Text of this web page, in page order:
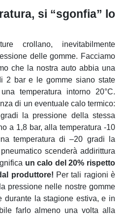
si “sgonfia” lo
crollano, inevitabilmente
delle gomme. Facciamo
che la nostra auto abbia una
2 bar e le gomme siano state
temperatura intorno 20°C.
di un eventuale calo termico:
la pressione della stessa
a 1,8 bar, alla temperatura -10
temperatura di –20 gradi la
scenderà addirittura
un calo del 20% rispetto
produttore! Per tali ragioni è
pressione nelle nostre gomme
durante la stagione estiva, e in
farlo almeno una volta alla